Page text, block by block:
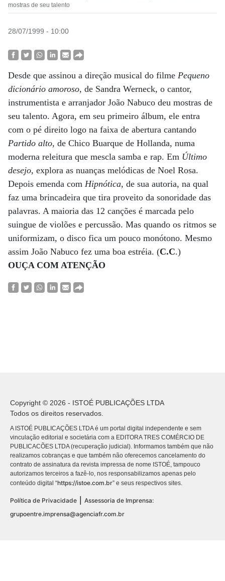
mostras de seu talento
28/07/1999 - 10:00
Desde que assinou a direção musical do filme Pequeno
dicionário amoroso, de Sandra Werneck, o cantor,
instrumentista e arranjador João Nabuco deu mostras de
seu talento. Agora, em seu primeiro álbum, ele entra
com o pé direito logo na faixa de abertura cantando
Partido alto, de Chico Buarque de Hollanda, numa
moderna releitura que mescla samba e rap. Em Último
desejo, explora as nuanças melódicas de Noel Rosa.
Depois emenda com Hipnótica, de sua autoria, na qual
faz uma brincadeira que tira proveito da sonoridade das
palavras. A maioria das 12 canções é marcada pelo
suingue de violões e percussão. Mas quando os ritmos se
uniformizam, o disco fica um pouco monótono. Mesmo
assim João Nabuco fez uma boa estréia. (C.C.)
OUÇA COM ATENÇÃO
Copyright © 2026 - ISTOÉ PUBLICAÇÕES LTDA
Todos os direitos reservados.
A ISTOÉ PUBLICAÇÕES LTDA é um portal digital independente e sem
vinculação editorial e societária com a EDITORA TRES COMÉRCIO DE
PUBLICACÕES LTDA (recuperação judicial). Informamos também que não
realizamos cobranças e que também não oferecemos cancelamento do
contrato de assinatura da revista impressa de nome ISTOÉ, tampouco
autorizamos terceiros a fazê-lo, nos responsabilizamos apenas pelo
conteúdo digital “https://istoe.com.br” e seus respectivos sites.
Política de Privacidade
Assessoria de Imprensa:
grupoentre.imprensa@agenciafr.com.br